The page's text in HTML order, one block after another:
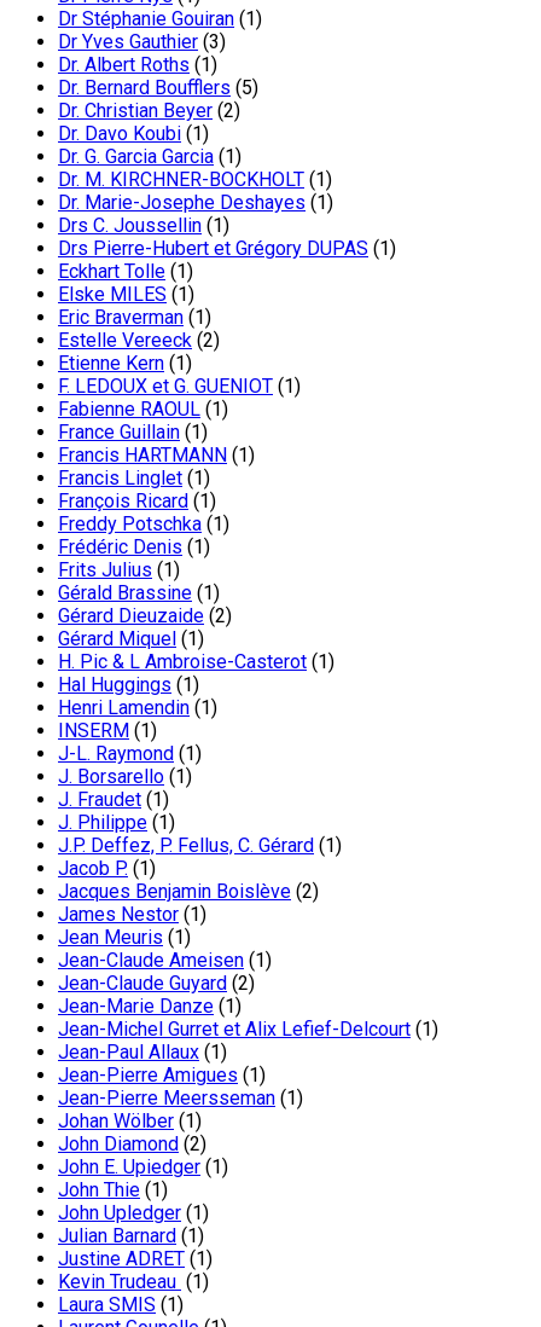
Dr Stéphanie Gouiran (1)
Dr Yves Gauthier (3)
Dr. Albert Roths (1)
Dr. Bernard Boufflers (5)
Dr. Christian Beyer (2)
Dr. Davo Koubi (1)
Dr. G. Garcia Garcia (1)
Dr. M. KIRCHNER-BOCKHOLT (1)
Dr. Marie-Josephe Deshayes (1)
Drs C. Joussellin (1)
Drs Pierre-Hubert et Grégory DUPAS (1)
Eckhart Tolle (1)
Elske MILES (1)
Eric Braverman (1)
Estelle Vereeck (2)
Etienne Kern (1)
F. LEDOUX et G. GUENIOT (1)
Fabienne RAOUL (1)
France Guillain (1)
Francis HARTMANN (1)
Francis Linglet (1)
François Ricard (1)
Freddy Potschka (1)
Frédéric Denis (1)
Frits Julius (1)
Gérald Brassine (1)
Gérard Dieuzaide (2)
Gérard Miquel (1)
H. Pic & L Ambroise-Casterot (1)
Hal Huggings (1)
Henri Lamendin (1)
INSERM (1)
J-L. Raymond (1)
J. Borsarello (1)
J. Fraudet (1)
J. Philippe (1)
J.P. Deffez, P. Fellus, C. Gérard (1)
Jacob P. (1)
Jacques Benjamin Boislève (2)
James Nestor (1)
Jean Meuris (1)
Jean-Claude Ameisen (1)
Jean-Claude Guyard (2)
Jean-Marie Danze (1)
Jean-Michel Gurret et Alix Lefief-Delcourt (1)
Jean-Paul Allaux (1)
Jean-Pierre Amigues (1)
Jean-Pierre Meersseman (1)
Johan Wölber (1)
John Diamond (2)
John E. Upiedger (1)
John Thie (1)
John Upledger (1)
Julian Barnard (1)
Justine ADRET (1)
Kevin Trudeau (1)
Laura SMIS (1)